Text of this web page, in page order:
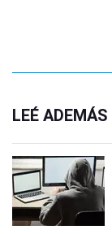
LEÉ ADEMÁS